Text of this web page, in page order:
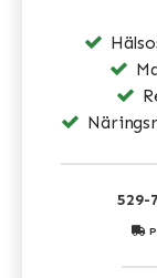
529-